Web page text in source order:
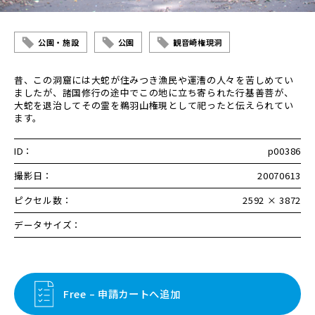
公園・施設 公園 観音崎権現洞
昔、この洞窟には大蛇が住みつき漁民や運漕の人々を苦しめてい
ましたが、諸国修行の途中でこの地に立ち寄られた行基善菩が、
大蛇を退治してその霊を鵜羽山権現として祀ったと伝えられてい
ます。
ID：
p00386
撮影日：
20070613
ピクセル数：
2592 × 3872
データサイズ：
Free – 申請カートへ追加